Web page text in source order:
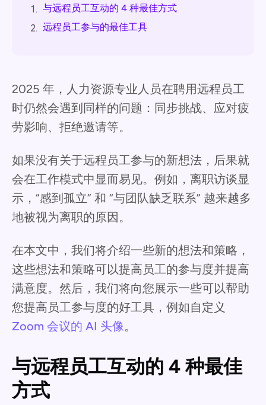
1. 与远程员工互动的 4 种最佳方式
2. 远程员工参与的最佳工具
2025 年，人力资源专业人员在聘用远程员工
时仍然会遇到同样的问题：同步挑战、应对疲
劳影响、拒绝邀请等。
如果没有关于远程员工参与的新想法，后果就
会在工作模式中显而易见。例如，离职访谈显
示，“感到孤立” 和 “与团队缺乏联系” 越来越多
地被视为离职的原因。
在本文中，我们将介绍一些新的想法和策略，
这些想法和策略可以提高员工的参与度并提高
满意度。然后，我们将向您展示一些可以帮助
您提高员工参与度的好工具，例如自定义
Zoom 会议的 AI 头像。
与远程员工互动的 4 种最佳
方式